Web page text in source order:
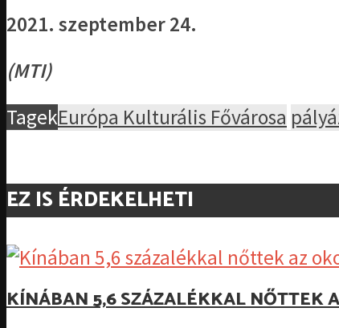
2021. szeptember 24.
(MTI)
TagekEurópa Kulturális Fővárosa
EZ IS ÉRDEKELHETI
KÍNÁBAN 5,6 SZÁZALÉKKAL NŐTTEK